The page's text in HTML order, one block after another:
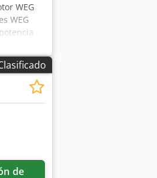
WEG
WEG
WEG
con una
motor
con